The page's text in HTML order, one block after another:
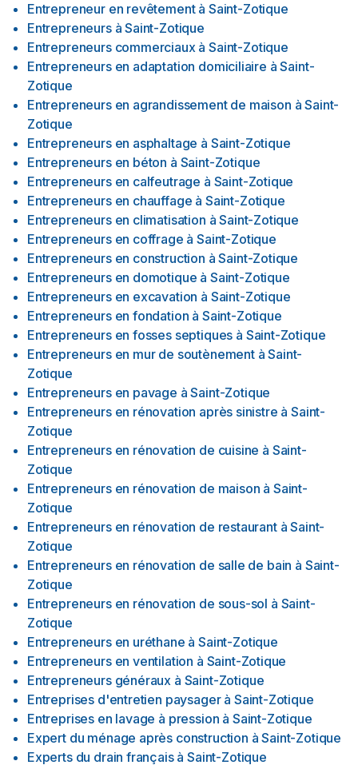
Entrepreneur en revêtement à Saint-Zotique
Entrepreneurs à Saint-Zotique
Entrepreneurs commerciaux à Saint-Zotique
Entrepreneurs en adaptation domiciliaire à Saint-
Zotique
Entrepreneurs en agrandissement de maison à Saint-
Zotique
Entrepreneurs en asphaltage à Saint-Zotique
Entrepreneurs en béton à Saint-Zotique
Entrepreneurs en calfeutrage à Saint-Zotique
Entrepreneurs en chauffage à Saint-Zotique
Entrepreneurs en climatisation à Saint-Zotique
Entrepreneurs en coffrage à Saint-Zotique
Entrepreneurs en construction à Saint-Zotique
Entrepreneurs en domotique à Saint-Zotique
Entrepreneurs en excavation à Saint-Zotique
Entrepreneurs en fondation à Saint-Zotique
Entrepreneurs en fosses septiques à Saint-Zotique
Entrepreneurs en mur de soutènement à Saint-
Zotique
Entrepreneurs en pavage à Saint-Zotique
Entrepreneurs en rénovation après sinistre à Saint-
Zotique
Entrepreneurs en rénovation de cuisine à Saint-
Zotique
Entrepreneurs en rénovation de maison à Saint-
Zotique
Entrepreneurs en rénovation de restaurant à Saint-
Zotique
Entrepreneurs en rénovation de salle de bain à Saint-
Zotique
Entrepreneurs en rénovation de sous-sol à Saint-
Zotique
Entrepreneurs en uréthane à Saint-Zotique
Entrepreneurs en ventilation à Saint-Zotique
Entrepreneurs généraux à Saint-Zotique
Entreprises d'entretien paysager à Saint-Zotique
Entreprises en lavage à pression à Saint-Zotique
Expert du ménage après construction à Saint-Zotique
Experts du drain français à Saint-Zotique